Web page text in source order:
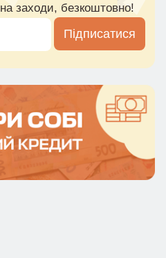
заходи, безкоштовно!
Підписатися